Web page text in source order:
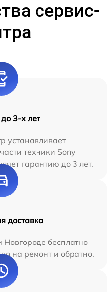
сервис-
3-х лет
устанавливает
техники Sony
гарантию до 3 лет.
доставка
бесплатно
на ремонт и обратно.